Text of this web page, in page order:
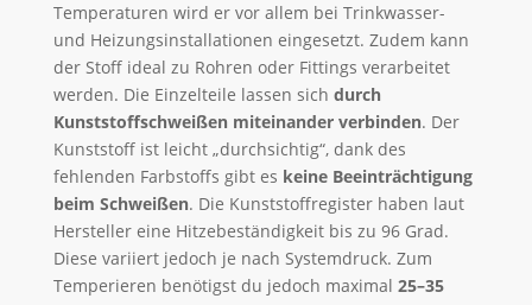
Temperaturen wird er vor allem bei Trinkwasser-
und Heizungsinstallationen eingesetzt. Zudem kann
der Stoff ideal zu Rohren oder Fittings verarbeitet
werden. Die Einzelteile lassen sich durch
Kunststoffschweißen miteinander verbinden. Der
Kunststoff ist leicht „durchsichtig“, dank des
fehlenden Farbstoffs gibt es keine Beeinträchtigung
beim Schweißen. Die Kunststoffregister haben laut
Hersteller eine Hitzebeständigkeit bis zu 96 Grad.
Diese variiert jedoch je nach Systemdruck. Zum
Temperieren benötigst du jedoch maximal 25–35